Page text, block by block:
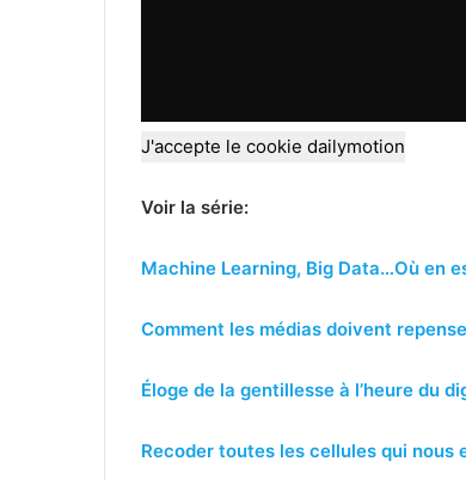
J'accepte le cookie dailymotion
Voir la série:
Machine Learning, Big Data…Où en
Comment les médias doivent
Éloge de la gentillesse à l’heure du
Recoder toutes les cellules qui